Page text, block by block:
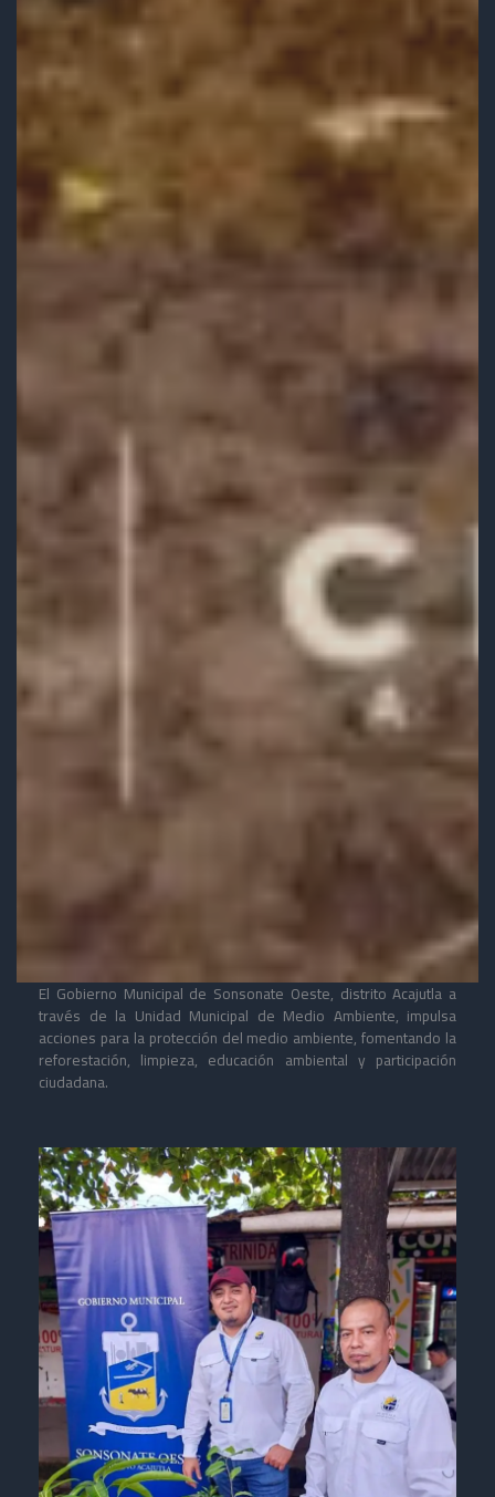
El Gobierno Municipal de Sonsonate Oeste, distrito Acajutla a
través de la Unidad Municipal de Medio Ambiente, impulsa
acciones para la protección del medio ambiente, fomentando la
reforestación, limpieza, educación ambiental y participación
ciudadana.